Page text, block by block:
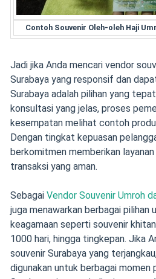
Contoh Souvenir Oleh-oleh Haji
Jadi jika Anda mencari vendor
Surabaya yang responsif dan
Surabaya adalah pilihan yang
konsultasi yang jelas, proses
kesempatan melihat contoh
Dengan tingkat kepuasan
berkomitmen memberikan
transaksi yang aman.
Sebagai Vendor Souvenir Umroh
juga menawarkan berbagai pilihan
keagamaan seperti souvenir
1000 hari, hingga tingkepan. Jika
souvenir Surabaya yang
digunakan untuk berbagai momen